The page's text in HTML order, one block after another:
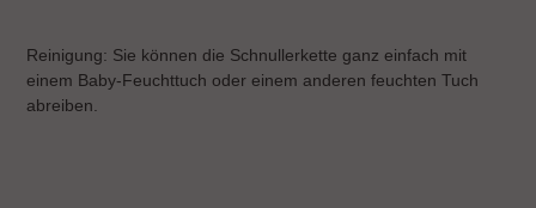
Reinigung: Sie können die Schnullerkette ganz einfach mit
einem Baby-Feuchttuch oder einem anderen feuchten Tuch
abreiben.